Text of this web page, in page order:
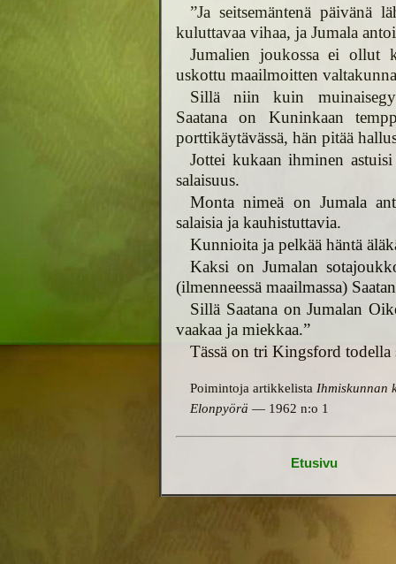
”Ja seitsemäntenä päivänä
kuluttavaa vihaa, ja Jumala
Jumalien joukossa ei ollut
uskottu maailmoitten
Sillä niin kuin
Saatana on Kuninkaan
porttikäytävässä, hän pitää
Jottei kukaan ihminen
salaisuus.
Monta nimeä on Jumala
salaisia ja kauhistuttavia.
Kunnioita ja pelkää häntä
Kaksi on Jumalan
(ilmenneessä maailmassa)
Sillä Saatana on Jumalan
vaakaa ja miekkaa.”
Tässä on tri Kingsford todella
Poimintoja artikkelista Ihmiskunnan
Elonpyörä — 1962 n:o 1
Etusivu